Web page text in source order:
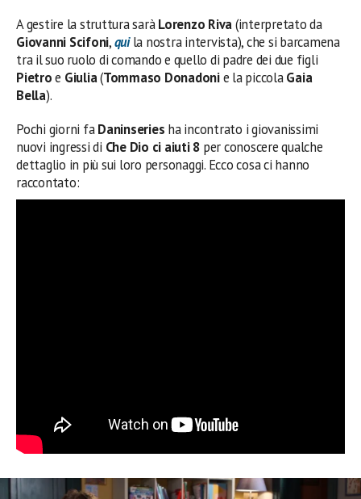
A gestire la struttura saràLorenzo Riva(interpretato da
Giovanni Scifoni,quila nostra intervista), che si barcamena
tra il suo ruolo di comando e quello di padre dei due figli
Pietroe Giulia(Tommaso Donadonie la piccolaGaia
Bella).
Pochi giorni faDaninseries ha incontrato i giovanissimi
nuovi ingressi di Che Dio ci aiuti 8 per conoscere qualche
dettaglio in più sui loro personaggi. Ecco cosa ci hanno
raccontato: